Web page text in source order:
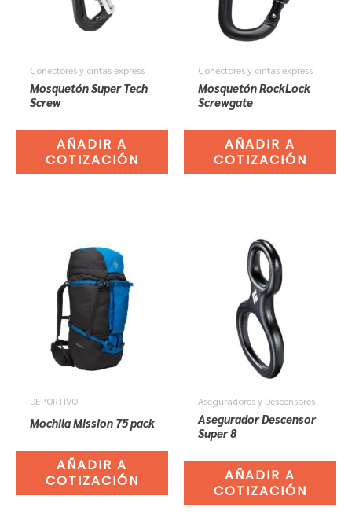
Conectores y cintas express
Mosquetón Super Tech
Screw
AÑADIR A
COTIZACIÓN
Conectores y cintas express
Mosquetón RockLock
Screwgate
AÑADIR A
COTIZACIÓN
DEPORTIVO
Mochila Mission 75 pack
AÑADIR A
COTIZACIÓN
Aseguradores y Descensores
Asegurador Descensor
Super 8
AÑADIR A
COTIZACIÓN